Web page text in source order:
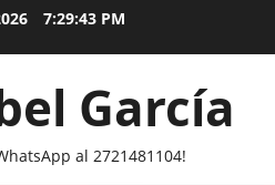
7:29:44 PM
García
al 2721481104!